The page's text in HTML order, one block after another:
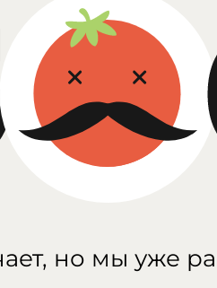
но мы уже